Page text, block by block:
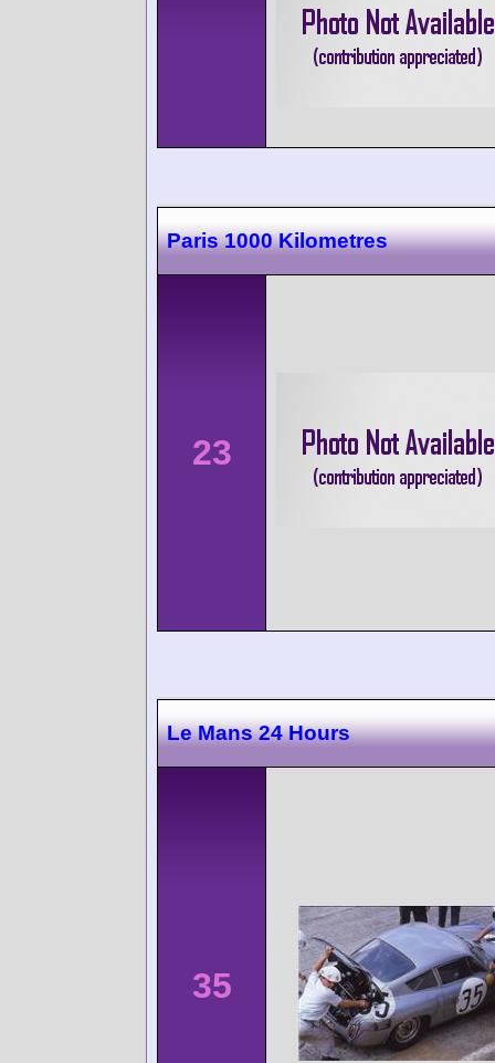
Paris 1000 Kilometres
23
Le Mans 24 Hours
35